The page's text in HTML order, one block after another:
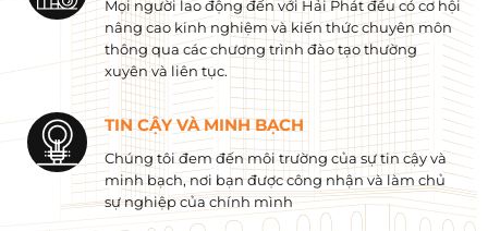
Mọi người lao động đến với Hải Phát đều có cơ hội
nâng cao kinh nghiệm và kiến ​​thức chuyên môn
thông qua các chương trình đào tạo thường
xuyên và liên tục.
TIN CẬY VÀ MINH BẠCH
Chúng tôi đem đến môi trường của sự tin cậy và
minh bạch, nơi bạn được công nhận và làm chủ
sự nghiệp của chính mình